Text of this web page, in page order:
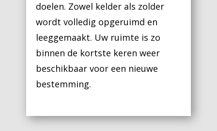
doelen. Zowel kelder als zolder
wordt volledig opgeruimd en
leeggemaakt. Uw ruimte is zo
binnen de kortste keren weer
beschikbaar voor een nieuwe
bestemming.